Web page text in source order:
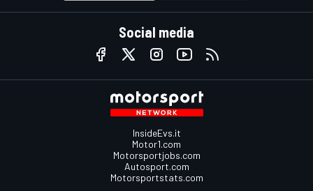
Social media
InsideEvs.it
Motor1.com
Motorsportjobs.com
Autosport.com
Motorsportstats.com